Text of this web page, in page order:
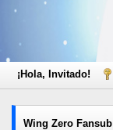
¡Hola, Invitado!
Wing Zero Fansub